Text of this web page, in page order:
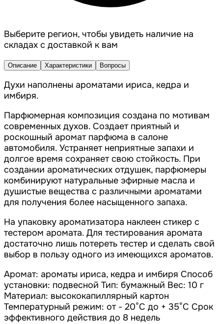
Выберите регион, чтобы увидеть наличие на
складах с доставкой к вам
Описание Характеристики Вопросы
Духи наполнены ароматами ириса, кедра и
имбиря.
Парфюмерная композиция создана по мотивам
современных духов. Создает приятный и
роскошный аромат парфюма в салоне
автомобиля. Устраняет неприятные запахи и
долгое время сохраняет свою стойкость. При
создании ароматических отдушек, парфюмеры
комбинируют натуральные эфирные масла и
душистые вещества с различными ароматами
для получения более насыщенного запаха.
На упаковку ароматизатора наклеен стикер с
тестером аромата. Для тестирования аромата
достаточно лишь потереть тестер и сделать свой
выбор в пользу одного из имеющихся ароматов.
Аромат: ароматы ириса, кедра и имбиря Способ
установки: подвесной Тип: бумажный Вес: 10 г
Материал: высококапиллярный картон
Температурный режим: от - 20°С до + 35°С Срок
эффективного действия до 8 недель